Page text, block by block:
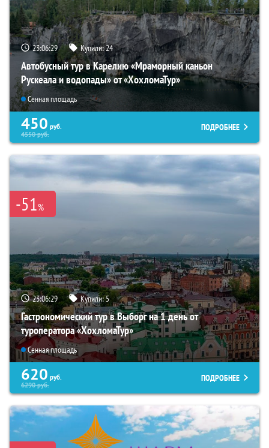
23:06:27 Купили:24
Автобусный тур в Карелию «Мраморный каньон
Рускеала и водопады» от «ХохломаТур»
Сенная площадь
450 руб.
4550руб.
ПОДРОБНЕЕ
-51%
23:06:27 Купили:5
Гастрономический тур в Выборг на 1 день от
туроператора «ХохломаТур»
Сенная площадь
620 руб.
6290руб.
ПОДРОБНЕЕ